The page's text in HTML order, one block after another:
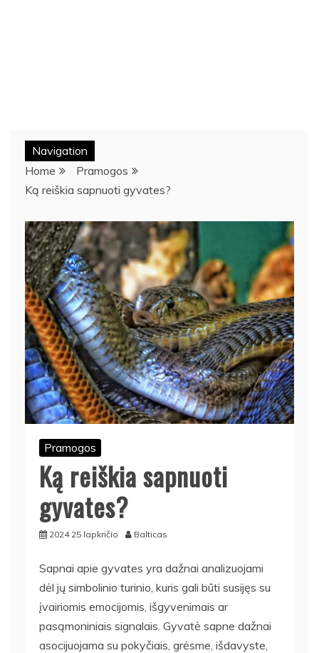
Navigation
Home
Pramogos
Ką reiškia sapnuoti gyvates?
Pramogos
Ką reiškia sapnuoti
gyvates?
2024 25 lapkričio Balticas
Sapnai apie gyvates yra dažnai analizuojami
dėl jų simbolinio turinio, kuris gali būti susijęs su
įvairiomis emocijomis, išgyvenimais ar
pasąmoniniais signalais. Gyvatė sapne dažnai
asocijuojama su pokyčiais, grėsme, išdavyste,